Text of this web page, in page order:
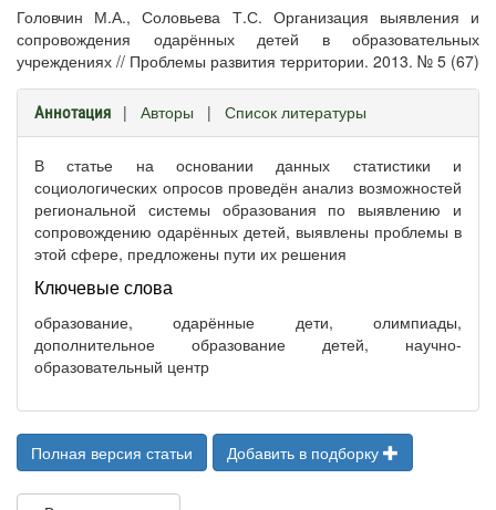
Головчин М.А., Соловьева Т.С. Организация выявления и
сопровождения одарённых детей в образовательных
учреждениях // Проблемы развития территории. 2013. № 5 (67)
Аннотация | Авторы | Список литературы
В статье на основании данных статистики и
социологических опросов проведён анализ возможностей
региональной системы образования по выявлению и
сопровождению одарённых детей, выявлены проблемы в
этой сфере, предложены пути их решения
Ключевые слова
образование, одарённые дети, олимпиады,
дополнительное образование детей, научно-
образовательный центр
Полная версия статьи Добавить в подборку